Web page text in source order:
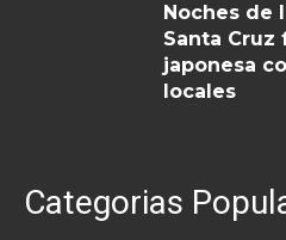
Noches de
Santa Cruz
japonesa
locales
Categorias